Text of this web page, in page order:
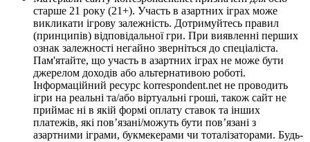
старше 21 року (21+). Участь в азартних іграх може
викликати ігрову залежність. Дотримуйтесь правил
(принципів) відповідальної гри. При виявленні перших
ознак залежності негайно зверніться до спеціаліста.
Пам'ятайте, що участь в азартних іграх не може бути
джерелом доходів або альтернативою роботі.
Інформаційний ресурс korrespondent.net не проводить
ігри на реальні та/або віртуальні гроші, також сайт не
приймає ні в якій формі оплату ставок та інших
платежів, які пов’язані/можуть бути пов’язані з
азартними іграми, букмекерами чи тоталізаторами. Будь-